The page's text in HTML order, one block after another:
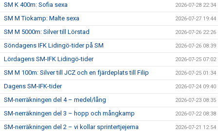
SM K 400m: Sofia sexa 2026-07-28 22:34
SM M Tiokamp: Malte sexa 2026-07-27 19:44
SM M 5000m: Silver till Lörstad 2026-07-26 22:26
Söndagens IFK Lidingö-tider på SM 2026-07-26 08:39
Lördagens SM-IFK Lidingö-tider 2026-07-25 07:02
SM M 100m: Silver till JCZ och en fjärdeplats till Filip 2026-07-25 01:34
Dagens SM-IFK-tider 2026-07-24 09:40
SM-nerräkningen del 4 – medel/lång 2026-07-23 08:35
SM-nerräkningen del 3 – hopp och mångkamp 2026-07-22 08:38
SM-nerräkningen del 2 – vi kollar sprintertjejerna 2026-07-21 12:54